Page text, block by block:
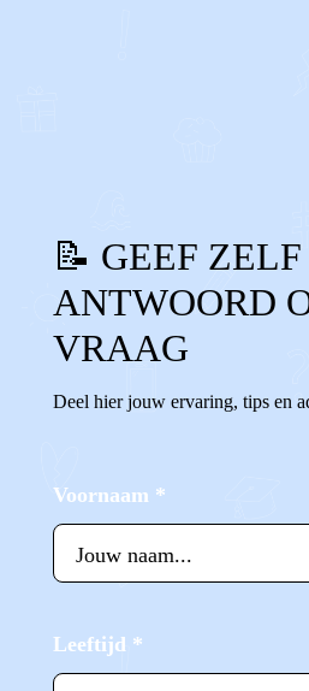
📝 GEEF ZELF
ANTWOORD
VRAAG
Deel hier jouw ervaring, tips en
Voornaam *
Leeftijd *